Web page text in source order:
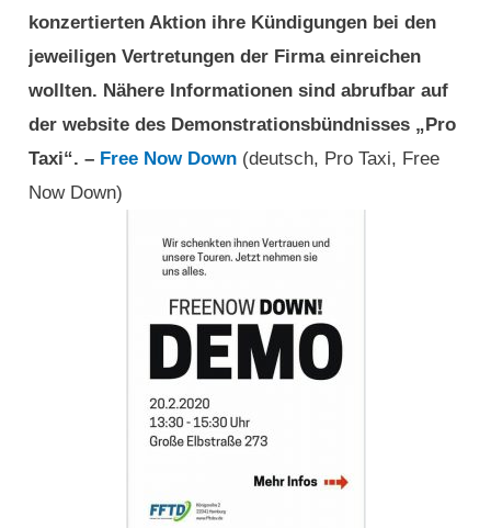
konzertierten Aktion ihre Kündigungen bei den
jeweiligen Vertretungen der Firma einreichen
wollten. Nähere Informationen sind abrufbar auf
der website des Demonstrationsbündnisses „Pro
Taxi“. – Free Now Down (deutsch, Pro Taxi, Free
Now Down)